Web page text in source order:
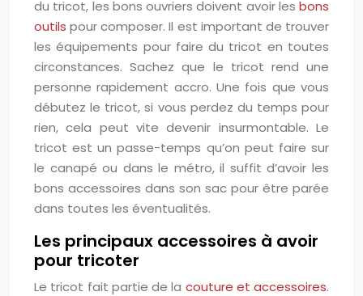
du tricot, les bons ouvriers doivent avoir les bons
outils pour composer. Il est important de trouver
les équipements pour faire du tricot en toutes
circonstances. Sachez que le tricot rend une
personne rapidement accro. Une fois que vous
débutez le tricot, si vous perdez du temps pour
rien, cela peut vite devenir insurmontable. Le
tricot est un passe-temps qu’on peut faire sur
le canapé ou dans le métro, il suffit d’avoir les
bons accessoires dans son sac pour être parée
dans toutes les éventualités.
Les principaux accessoires à avoir
pour tricoter
Le tricot fait partie de la couture et accessoires.